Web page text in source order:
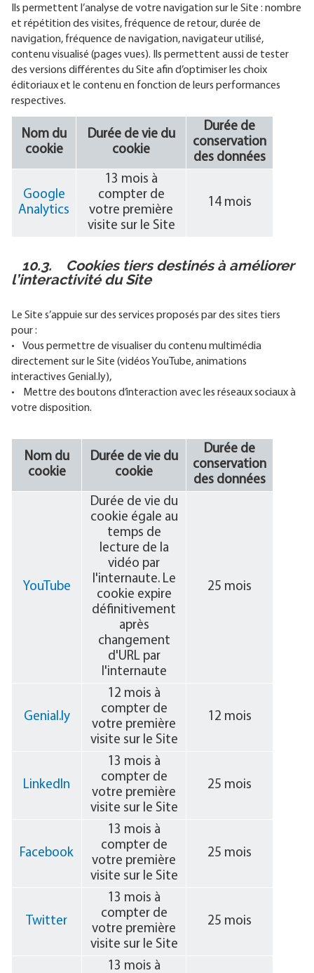
Ils permettent l’analyse de votre navigation sur le Site : nombre
et répétition des visites, fréquence de retour, durée de
navigation, fréquence de navigation, navigateur utilisé,
contenu visualisé (pages vues). Ils permettent aussi de tester
des versions différentes du Site afin d’optimiser les choix
éditoriaux et le contenu en fonction de leurs performances
respectives.
Nom du
cookie
Durée de vie du
cookie
Durée de
conservation
des données
Google
Analytics
13 mois à
compter de
votre première
visite sur le Site
14 mois
10.3. Cookies tiers destinés à améliorer
l’interactivité du Site
Le Site s’appuie sur des services proposés par des sites tiers
pour :
• Vous permettre de visualiser du contenu multimédia
directement sur le Site (vidéos YouTube, animations
interactives Genial.ly),
• Mettre des boutons d’interaction avec les réseaux sociaux à
votre disposition.
Nom du
cookie
Durée de vie du
cookie
Durée de
conservation
des données
YouTube
Durée de vie du
cookie égale au
temps de
lecture de la
vidéo par
l'internaute. Le
cookie expire
définitivement
après
changement
d'URL par
l'internaute
25 mois
Genial.ly
12 mois à
compter de
votre première
visite sur le Site
12 mois
LinkedIn
13 mois à
compter de
votre première
visite sur le Site
25 mois
Facebook
13 mois à
compter de
votre première
visite sur le Site
25 mois
Twitter
13 mois à
compter de
votre première
visite sur le Site
25 mois
13 mois à